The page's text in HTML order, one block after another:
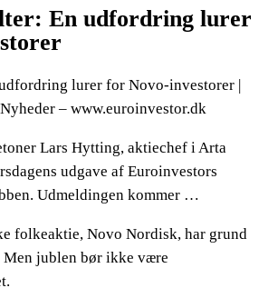
En udfordring lurer
lurer for Novo-investorer |
– www.euroinvestor.dk
Lars Hytting, aktiechef i Arta
udgave af Euroinvestors
Udmeldingen kommer …
folkeaktie, Novo Nordisk, har grund
Men jublen bør ikke være